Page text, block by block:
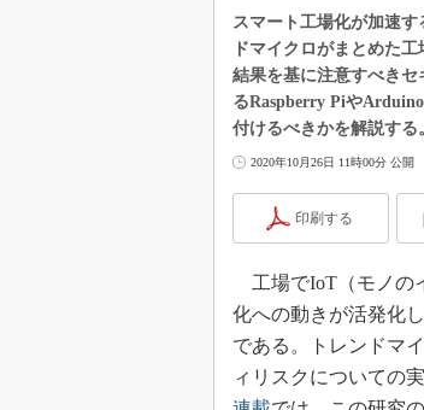
スマート工場化が加速
ドマイクロがまとめた
結果を基に注意すべき
るRaspberry Piや
付けるべきかを解説する
2020年10月26日 11時00分 公開
印刷する
工場でIoT（モノの
化への動きが活発化
である。トレンドマ
ィリスクについての